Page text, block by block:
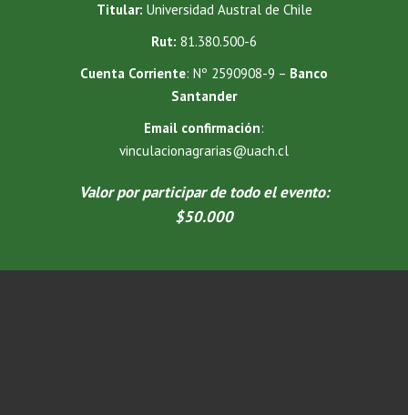
Titular: Universidad Austral de Chile
Rut: 81.380.500-6
Cuenta Corriente: Nº 2590908-9 – Banco
Santander
Email confirmación:
vinculacionagrarias@uach.cl
Valor por participar de todo el evento:
$50.000